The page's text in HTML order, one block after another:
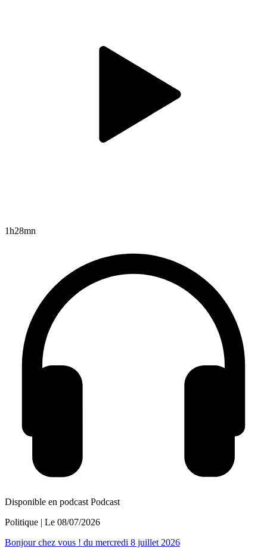
1h28mn
Disponible en podcast Podcast
Politique | Le 08/07/2026
Bonjour chez vous ! du mercredi 8 juillet 2026